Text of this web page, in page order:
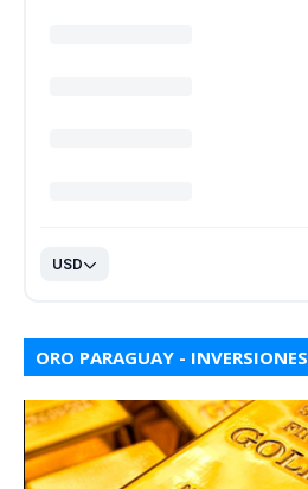
ORO PARAGUAY - INVERSIONES